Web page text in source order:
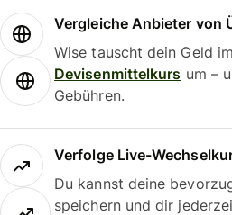
Vergleiche Anbieter von
Wise tauscht dein Geld
Devisenmittelkurs um –
Gebühren.
Verfolge Live-
Du kannst deine
speichern und dir